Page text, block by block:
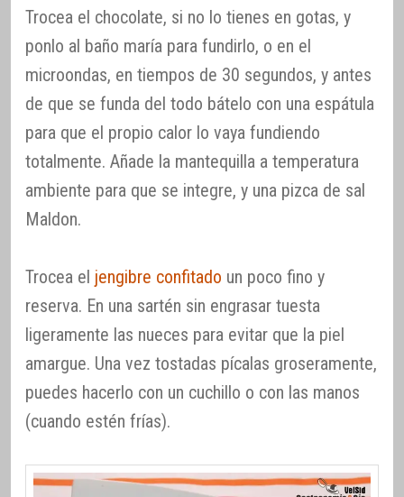
Trocea el chocolate, si no lo tienes en gotas, y
ponlo al baño maría para fundirlo, o en el
microondas, en tiempos de 30 segundos, y antes
de que se funda del todo bátelo con una espátula
para que el propio calor lo vaya fundiendo
totalmente. Añade la mantequilla a temperatura
ambiente para que se integre, y una pizca de sal
Maldon.
Trocea el jengibre confitado un poco fino y
reserva. En una sartén sin engrasar tuesta
ligeramente las nueces para evitar que la piel
amargue. Una vez tostadas pícalas groseramente,
puedes hacerlo con un cuchillo o con las manos
(cuando estén frías).